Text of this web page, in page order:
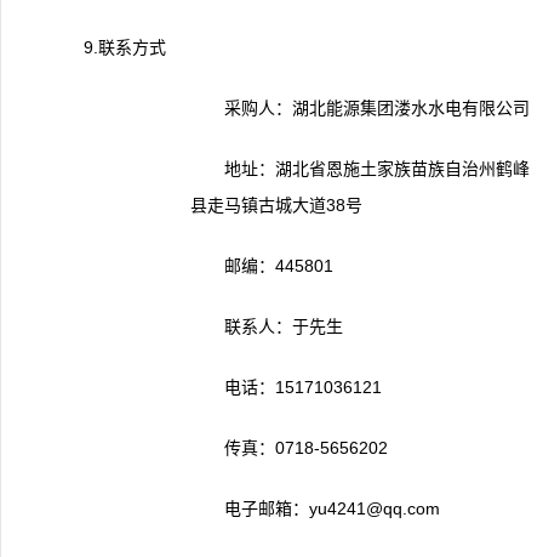
9.联系方式
采购人：湖北能源集团溇水水电有限公司
地址：湖北省恩施土家族苗族自治州鹤峰
县走马镇古城大道38号
邮编：445801
联系人：于先生
电话：15171036121
传真：0718-5656202
电子邮箱：yu4241@qq.com